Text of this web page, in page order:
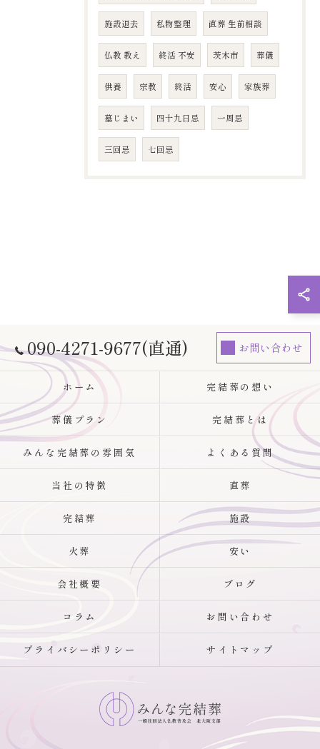
施設退去 私物整理 直葬 生前相談
仏教 教え 終活 不安 茨木市 葬儀
供養 宗教 終活 安心 家族葬
墓じまい 四十九日忌 ​一周忌
​三回忌 七回忌
090-4271-9677(直通) お問い合わせ
ホーム 完結葬の想い
葬儀プラン 完結葬とは
みんな完結葬の雰囲気 よくある質問
当社の特徴 直葬
完結葬 施設
火葬 安い
会社概要 ブログ
コラム お問い合わせ
プライバシーポリシー サイトマップ